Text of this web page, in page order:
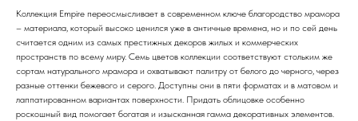
Коллекция Empire переосмысливает в современном ключе благородство мрамора
– материала, который высоко ценился уже в античные времена, но и по сей день
считается одним из самых престижных декоров жилых и коммерческих
пространств по всему миру. Семь цветов коллекции соответствуют стольким же
сортам натурального мрамора и охватывают палитру от белого до черного, через
разные оттенки бежевого и серого. Доступны они в пяти форматах и в матовом и
лаппатированном вариантах поверхности. Придать облицовке особенно
роскошный вид помогает богатая и изысканная гамма декоративных элементов.